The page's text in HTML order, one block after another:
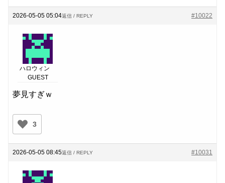
2026-05-05 05:04 #10022
返信 / REPLY
ハロウィン
GUEST
夢見すぎｗ
3
2026-05-05 08:45 #10031
返信 / REPLY